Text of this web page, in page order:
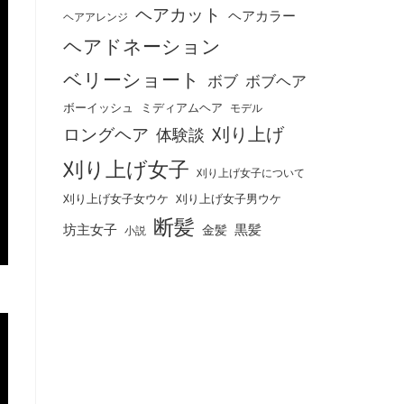
ヘアアレンジ ヘアカット ヘアカラー
ヘアドネーション
ベリーショート
ボブ ボブヘア
ボーイッシュ ミディアムヘア モデル
ロングヘア 体験談 刈り上げ
刈り上げ女子 刈り上げ女子について
刈り上げ女子女ウケ 刈り上げ女子男ウケ
坊主女子 小説 断髪 金髪 黒髪